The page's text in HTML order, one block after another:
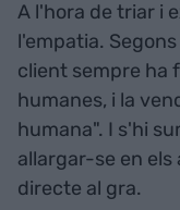
A l'hora de triar i
l'empatia.
client sempre ha
humanes, i la
humana". I s'hi
allargar-se en
directe al gra.